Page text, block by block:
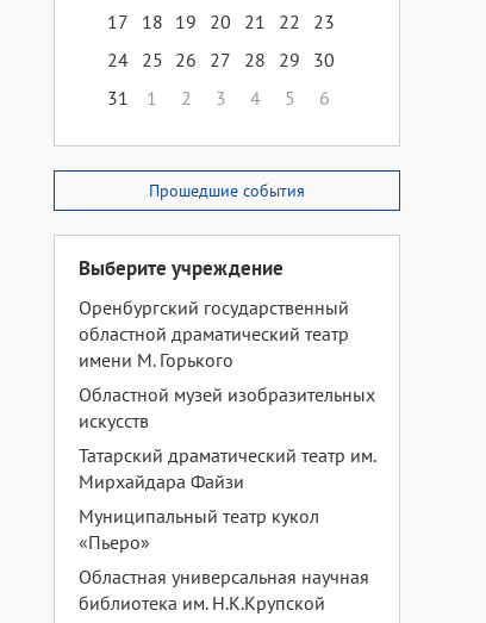
17
18 19 20 21 22
23
24 25 26 27 28 29
30
31
1 2 3 4 5 6
Прошедшие события
Выберите учреждение
Оренбургский государственный
областной драматический театр
имени М. Горького
Областной музей изобразительных
искусств
Татарский драматический театр им.
Мирхайдара Файзи
Муниципальный театр кукол
«Пьеро»
Областная универсальная научная
библиотека им. Н.К.Крупской